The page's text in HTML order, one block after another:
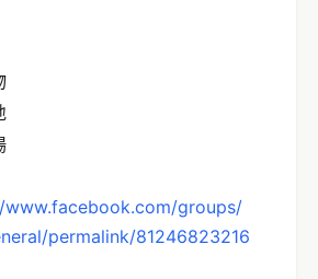
groups/
permalink/81246823216